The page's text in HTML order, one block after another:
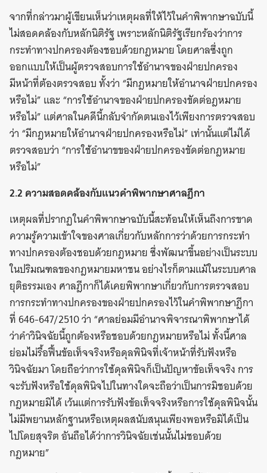
จากที่กล่าวมาผู้เขียนเห็นว่าเหตุผลที่ให้ไว้ในคำพิพากษาฉบับนี้
ไม่สอดคล้องกับหลักนิติรัฐ เพราะหลักนิติรัฐเรียกร้องว่าการ
กระทำทางปกครองต้องชอบด้วยกฎหมาย โดยศาลซึ่งถูก
ออกแบบให้เป็นผู้ตรวจสอบการใช้อำนาจของฝ่ายปกครอง
มีหน้าที่ต้องตรวจสอบ ทั้งว่า “มีกฎหมายให้อำนาจฝ่ายปกครอง
หรือไม่” และ “การใช้อำนาจของฝ่ายปกครองขัดต่อฎหมาย
หรือไม่” แต่ศาลในคดีนี้กลับจำกัดตนเองไว้เพียงการตรวจสอบ
ว่า “มีกฎหมายให้อำนาจฝ่ายปกครองหรือไม่” เท่านั้นแต่ไม่ได้
ตรวจสอบว่า “การใช้อำนาขของฝ่ายปกครองขัดต่อกฎหมาย
หรือไม่”
2.2 ความสอดคล้องกับแนวคำพิพากษาศาลฎีกา
เหตุผลที่ปรากฏในคำพิพากษาฉบับนี้สะท้อนให้เห็นถึงการขาด
ความรู้ความเข้าใจของศาลเกี่ยวกับหลักการว่าด้วยการกระทำ
ทางปกครองต้องชอบด้วยกฎหมาย ซึ่งพัฒนาขึ้นอย่างเป็นระบบ
ในปริมณฑลของกฎหมายมหาชน อย่างไรก็ตามแม้ในระบบศาล
ยุติธรรมเอง ศาลฎีกาก็ได้เคยพิพากษาเกี่ยวกับการตรวจสอบ
การกระทำทางปกครองของฝ่ายปกครองไว้ในคำพิพากษาฎีกา
ที่ 646-647/2510 ว่า “ศาลย่อมมีอำนาจพิจารณาพิพากษาได้
ว่าคำวินิจฉัยนี้ถูกต้องหรือชอบด้วยกฎหมายหรือไม่ ทั้งนี้ศาล
ย่อมไม่รื้อฟื้นข้อเท็จจริงหรือดุลพินิจที่เจ้าหน้าที่รับฟังหรือ
วินิจฉัยมา โดยถือว่าการใช้ดุลพินิจก็เป็นปัญหาข้อเท็จจริง การ
จะรับฟังหรือใช้ดุลพินิจไปในทางใดจะถือว่าเป็นการมิชอบด้วย
กฎหมายมิได้ เว้นแต่การรับฟังข้อเท็จจริงหรือการใช้ดุลพินิจนั้น
ไม่มีพยานหลักฐานหรือเหตุผลสนับสนุนเพียงพอหรือมิได้เป็น
ไปโดยสุจริต อันถือได้ว่าการวินิจฉัยเช่นนั้นไม่ชอบด้วย
กฎหมาย”